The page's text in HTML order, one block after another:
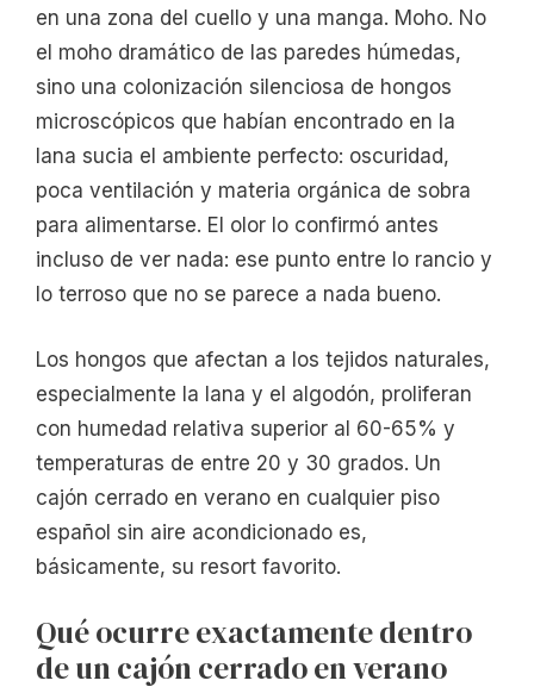
en una zona del cuello y una manga. Moho. No
el moho dramático de las paredes húmedas,
sino una colonización silenciosa de hongos
microscópicos que habían encontrado en la
lana sucia el ambiente perfecto: oscuridad,
poca ventilación y materia orgánica de sobra
para alimentarse. El olor lo confirmó antes
incluso de ver nada: ese punto entre lo rancio y
lo terroso que no se parece a nada bueno.
Los hongos que afectan a los tejidos naturales,
especialmente la lana y el algodón, proliferan
con humedad relativa superior al 60-65% y
temperaturas de entre 20 y 30 grados. Un
cajón cerrado en verano en cualquier piso
español sin aire acondicionado es,
básicamente, su resort favorito.
Qué ocurre exactamente dentro
de un cajón cerrado en verano